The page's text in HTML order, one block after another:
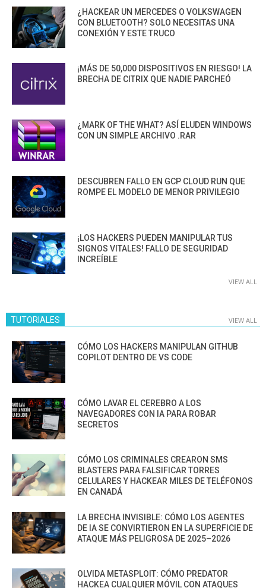
¿HACKEAR UN MERCEDES O VOLKSWAGEN
CON BLUETOOTH? SOLO NECESITAS UNA
CONEXIÓN Y ESTE TRUCO
¡MÁS DE 50,000 DISPOSITIVOS EN RIESGO! LA
BRECHA DE CITRIX QUE NADIE PARCHEÓ
¿MARK OF THE WHAT? ASÍ ELUDEN WINDOWS
CON UN SIMPLE ARCHIVO .RAR
DESCUBREN FALLO EN GCP CLOUD RUN QUE
ROMPE EL MODELO DE MENOR PRIVILEGIO
¡LOS HACKERS PUEDEN MANIPULAR TUS
SIGNOS VITALES! FALLO DE SEGURIDAD
INCREÍBLE
VIEW ALL
TUTORIALES VIEW ALL
CÓMO LOS HACKERS MANIPULAN GITHUB
COPILOT DENTRO DE VS CODE
CÓMO LAVAR EL CEREBRO A LOS
NAVEGADORES CON IA PARA ROBAR
SECRETOS
CÓMO LOS CRIMINALES CREARON SMS
BLASTERS PARA FALSIFICAR TORRES
CELULARES Y HACKEAR MILES DE TELÉFONOS
EN CANADÁ
LA BRECHA INVISIBLE: CÓMO LOS AGENTES
DE IA SE CONVIRTIERON EN LA SUPERFICIE DE
ATAQUE MÁS PELIGROSA DE 2025–2026
OLVIDA METASPLOIT: CÓMO PREDATOR
HACKEA CUALQUIER MÓVIL CON ATAQUES